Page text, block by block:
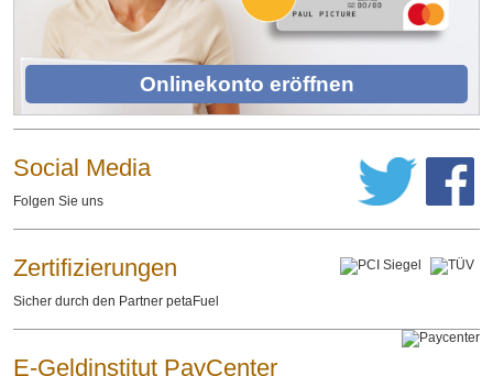
Onlinekonto eröffnen
Social Media
Folgen Sie uns
Zertifizierungen
Sicher durch den Partner petaFuel
E-Geldinstitut PayCenter